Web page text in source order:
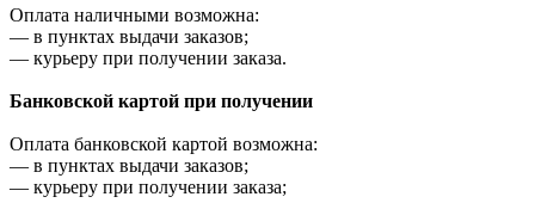
Оплата наличными возможна:
— в пунктах выдачи заказов;
— курьеру при получении заказа.
Банковской картой при получении
Оплата банковской картой возможна:
— в пунктах выдачи заказов;
— курьеру при получении заказа;